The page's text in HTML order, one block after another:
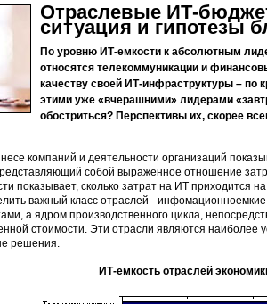
Отраслевые ИТ-
ситуация и гипотезы
По уровню ИТ-емкости к абсолютным
относятся телекоммуникации и
качеству своей ИТ-инфраструктуры – по
этими уже «вчерашними» лидерами
обостриться? Перспективы их, скорее
компаний и деятельности организаций
собой выраженное отношение
показывает, сколько затрат на ИТ приходится
важный класс отраслей -
а ядром производственного цикла,
стоимости. Эти отрасли являются наиболее
решения.
ИТ-емкость отраслей